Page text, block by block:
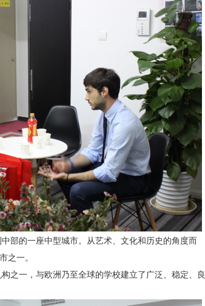
部的一座中型城市。从艺术、文化和历史的角度而
之一。
之一，与欧洲乃至全球的学校建立了广泛、稳定、良